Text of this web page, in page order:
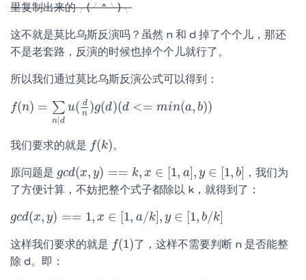
里复制出来的╭(╯^╰)╮
这不就是莫比乌斯反演吗？虽然 n 和 d 掉了个个儿，那还
不是老套路，反演的时候也掉个个儿就行了。
所以我们通过莫比乌斯反演公式可以得到：
f(n) = ∑
n |d
u( d
n )g(d)(d <= min(a, b))
f(n)= ∑n d u (dn)g(d)(d<= min( a,b))
我们要求的就是 f(k)
f(k) 。
原问题是 gcd(x, y) == k, x ∈ [1, a], y ∈ [1, b]
gcd(x,y)==k,x∈[1,a ],y ∈[ 1, b ]
，我们为
了方便计算，不妨把整个式子都除以 k，就得到了：
gcd(x, y) == 1, x ∈ [1, a/k], y ∈ [1, b/k]
gcd(x,y)==1,x ∈[ 1, a/k ],y ∈[1, b /k ]
这样我们要求的就是 f(1)
f(1) 了，这样不需要判断 n 是否能整
除 d。即：